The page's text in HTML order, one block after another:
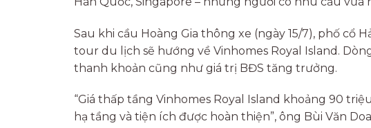
Sau khi cầu Hoàng Gia thông xe (ngày 15/7), phố cổ
tour du lịch sẽ hướng về Vinhomes Royal Island.
thanh khoản cũng như giá trị BĐS tăng trưởng.
“Giá thấp tầng Vinhomes Royal Island khoảng 90
hạ tầng và tiện ích được hoàn thiện”, ông Bùi Văn